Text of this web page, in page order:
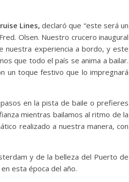
Lines, declaró que “este será un
Olsen. Nuestro crucero inaugural
nuestra experiencia a bordo, y este
que todo el país se anima a bailar.
un toque festivo que lo impregnará
en la pista de baile o prefieres
mientras bailamos al ritmo de la
realizado a nuestra manera, con
y de la belleza del Puerto de
esta época del año.